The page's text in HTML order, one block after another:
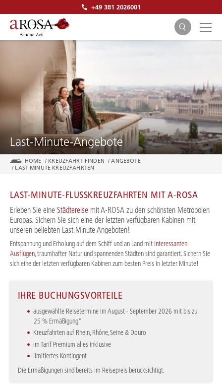
+49 381 2026001
SUCHEN
Last-Minute-Angebote
HOME / KREUZFAHRT FINDEN / ANGEBOTE
/ LAST MINUTE KREUZFAHRTEN
LAST-MINUTE-FLUSSKREUZFAHRTEN MIT A-ROSA
Erleben Sie eine Städtereise mit A-ROSA zu den schönsten Metropolen
Europas. Sichern Sie sich eine der letzten verfügbaren Kabinen mit
unseren beliebten Last Minute Angeboten!
Entspannung und Erholung auf dem Schiff und an Land mit interessanten
Ausflügen, traumhafter Natur und spannenden Städten sind garantiert. Sichern Sie
sich eine der letzten verfügbaren Kabinen zum besten Preis in letzter Minute!
IHRE BUCHUNGSVORTEILE
ausgewählte Reisetermine im August - September 2026 mit bis zu
25 % Ermäßigung*
Kreuzfahrten auf Rhein, Rhône, Seine & Douro
im Tarif Premium alles inklusive
limitiertes Kontingent
Die Ermäßigungen sind bereits im Reisepreis berücksichtigt.